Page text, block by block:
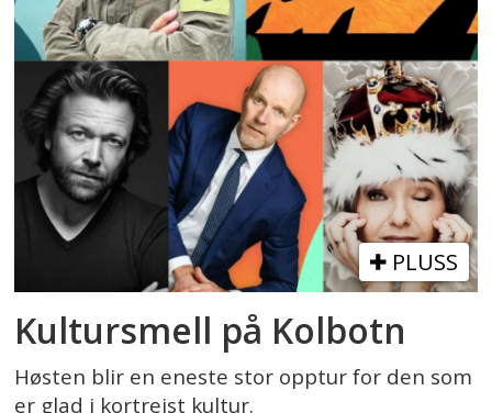
PLUSS
Kultursmell på Kolbotn
Høsten blir en eneste stor opptur for den som
er glad i kortreist kultur.